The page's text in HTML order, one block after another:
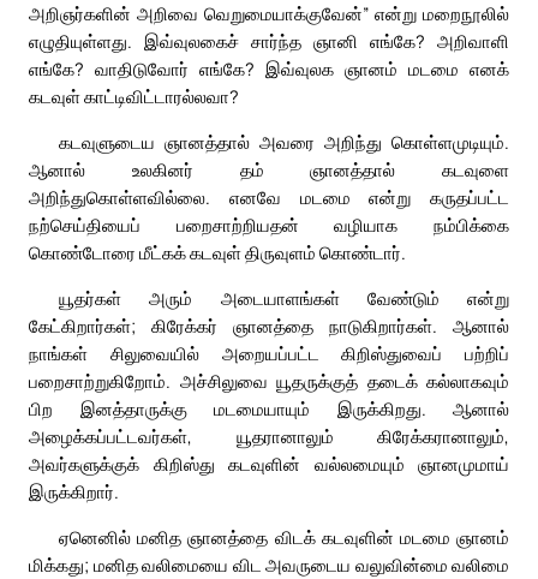
அறிஞர்களின் அறிவை வெறுமையாக்குவேன்” என்று மறைநூலில்
எழுதியுள்ளது. இவ்வுலகைச் சார்ந்த ஞானி எங்கே? அறிவாளி
எங்கே? வாதிடுவோர் எங்கே? இவ்வுலக ஞானம் மடமை எனக்
கடவுள் காட்டிவிட்டாரல்லவா?
கடவுளுடைய ஞானத்தால் அவரை அறிந்து கொள்ளமுடியும்.
ஆனால் உலகினர் தம் ஞானத்தால் கடவுளை
அறிந்துகொள்ளவில்லை. எனவே மடமை என்று கருதப்பட்ட
நற்செய்தியைப் பறைசாற்றியதன் வழியாக நம்பிக்கை
கொண்டோரை மீட்கக் கடவுள் திருவுளம் கொண்டார்.
யூதர்கள் அரும் அடையாளங்கள் வேண்டும் என்று
கேட்கிறார்கள்; கிரேக்கர் ஞானத்தை நாடுகிறார்கள். ஆனால்
நாங்கள் சிலுவையில் அறையப்பட்ட கிறிஸ்துவைப் பற்றிப்
பறைசாற்றுகிறோம். அச்சிலுவை யூதருக்குத் தடைக் கல்லாகவும்
பிற இனத்தாருக்கு மடமையாயும் இருக்கிறது. ஆனால்
அழைக்கப்பட்டவர்கள், யூதரானாலும் கிரேக்கரானாலும்,
அவர்களுக்குக் கிறிஸ்து கடவுளின் வல்லமையும் ஞானமுமாய்
இருக்கிறார்.
ஏனெனில் மனித ஞானத்தை விடக் கடவுளின் மடமை ஞானம்
மிக்கது; மனித வலிமையை விட அவருடைய வலுவின்மை வலிமை